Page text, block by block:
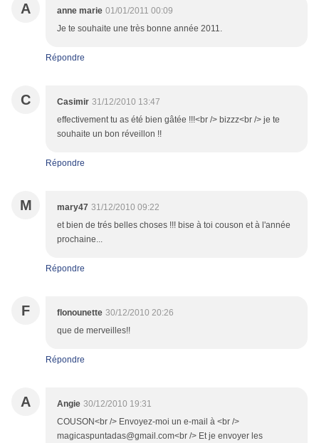
A anne marie 01/01/2011 00:09
Je te souhaite une très bonne année 2011.
Répondre
C Casimir 31/12/2010 13:47
effectivement tu as été bien gâtée !!!<br /> bizzz<br /> je te
souhaite un bon réveillon !!
Répondre
M mary47 31/12/2010 09:22
et bien de trés belles choses !!! bise à toi couson et à l'année
prochaine...
Répondre
F flonounette 30/12/2010 20:26
que de merveilles!!
Répondre
A Angie 30/12/2010 19:31
COUSON<br /> Envoyez-moi un e-mail à <br />
magicaspuntadas@gmail.com<br /> Et je envoyer les